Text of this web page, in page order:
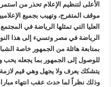
الأعلى لتنظيم الإعلام تحذر من
موقف المتفرج، وتهيب بجميع
العليا التي تمثلها الرياضة في
الرياضة في مصر وتسيء إلى هذا
بمتابعة هائلة من الجمهور خاصة
للوصول إلى الجمهور بما يجعله يحب
يتشكك يعرف ولا يجهل وهي قيم
وذلك نظراً لما حدث عقب انتهاء